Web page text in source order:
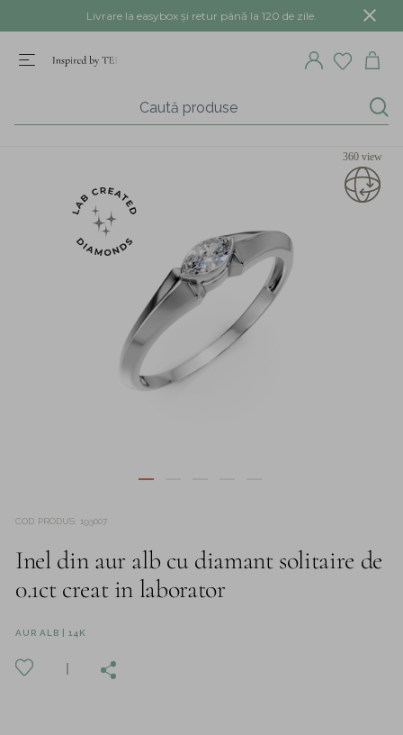
Livrare la easybox și retur până la 120 de zile.
360 view
COD PRODUS 193007
Inel din aur alb cu diamant solitaire de
0.1ct creat in laborator
AUR ALB | 14K